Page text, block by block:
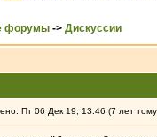
форумы -> Дискуссии
Пт 06 Дек 19, 13:46 (7 лет